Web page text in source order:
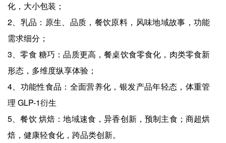
化，大小包装；
2、乳品：原生、品质，餐饮原料，风味地域故事，功能
需求细分；
3、零食 糖巧：品质更高，餐桌饮食零食化，肉类零食新
形态，多维度纵享体验；
4、功能性食品：全面营养化，银发产品年轻态，体重管
理 GLP-1衍生
5、餐饮 烘焙：地域速食，异香创新，预制主食；商超烘
焙，健康轻食化，跨品类创新。